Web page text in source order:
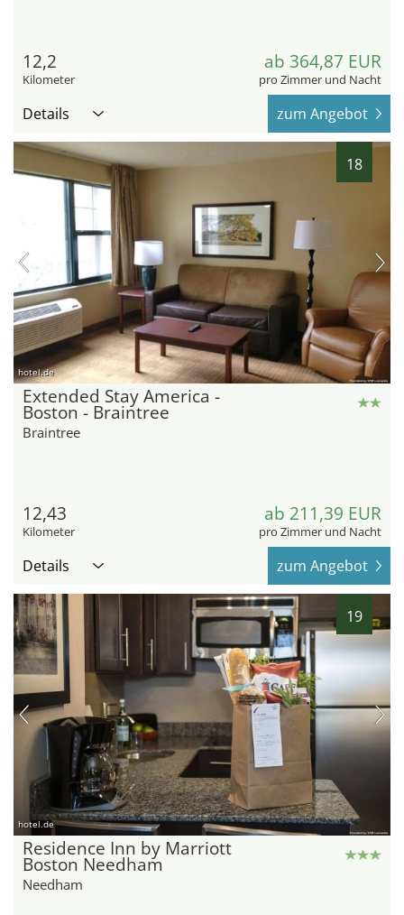
12,2
Kilometer
ab 364,87 EUR
pro Zimmer und Nacht
Details zum Angebot
18
hotel.de
Extended Stay America -
Boston - Braintree
Braintree
12,43
Kilometer
ab 211,39 EUR
pro Zimmer und Nacht
Details zum Angebot
19
hotel.de
Residence Inn by Marriott
Boston Needham
Needham